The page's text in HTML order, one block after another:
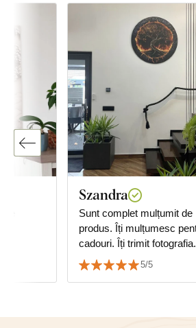
Szandra
Sunt complet mulțumit de
produs. Îți mulțumesc pentru
cadouri. Îți trimit fotografia.
5/5